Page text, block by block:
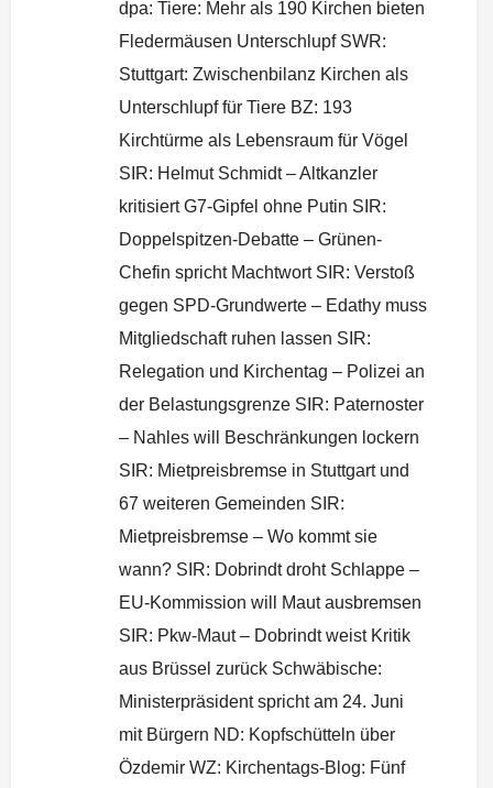
dpa: Tiere: Mehr als 190 Kirchen bieten
Fledermäusen Unterschlupf SWR:
Stuttgart: Zwischenbilanz Kirchen als
Unterschlupf für Tiere BZ: 193
Kirchtürme als Lebensraum für Vögel
SIR: Helmut Schmidt – Altkanzler
kritisiert G7-Gipfel ohne Putin SIR:
Doppelspitzen-Debatte – Grünen-
Chefin spricht Machtwort SIR: Verstoß
gegen SPD-Grundwerte – Edathy muss
Mitgliedschaft ruhen lassen SIR:
Relegation und Kirchentag – Polizei an
der Belastungsgrenze SIR: Paternoster
– Nahles will Beschränkungen lockern
SIR: Mietpreisbremse in Stuttgart und
67 weiteren Gemeinden SIR:
Mietpreisbremse – Wo kommt sie
wann? SIR: Dobrindt droht Schlappe –
EU-Kommission will Maut ausbremsen
SIR: Pkw-Maut – Dobrindt weist Kritik
aus Brüssel zurück Schwäbische:
Ministerpräsident spricht am 24. Juni
mit Bürgern ND: Kopfschütteln über
Özdemir WZ: Kirchentags-Blog: Fünf